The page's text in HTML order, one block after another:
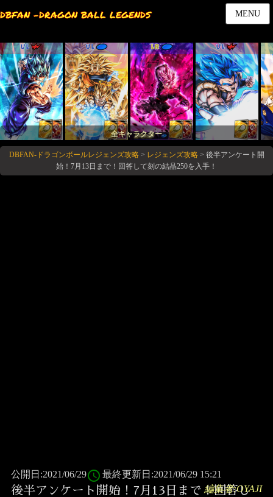
DBFAN -DRAGON BALL LEGENDS MENU
UL UL LR UL
全キャラクター
DBFAN-ドラゴンボールレジェンズ攻略> レジェンズ攻略> 後半アンケート開
始！7月13日まで！回答して刻の結晶250を入手！
公開日:2021/06/29access_time 最終更新日:2021/06/29 15:21
後半アンケート開始！7月13日まで！回答し
編集者:OYAJI